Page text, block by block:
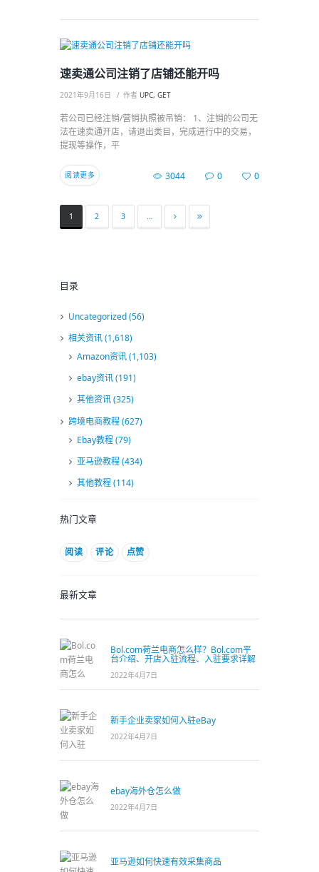
速卖通公司注销了店铺还能开吗
2021年9月16日 作者 UPC, GET
若公司已经注销/营销执照被吊销： 1、注销的公司无
法在速卖通开店，请退出类目，完成进行中的交易，
提现等操作，平
阅读更多 3044 0 0
1 2 3
目录
Uncategorized(56)
相关资讯(1,618)
Amazon资讯(1,103)
ebay资讯(191)
其他资讯(325)
跨境电商教程(627)
Ebay教程(79)
亚马逊教程(434)
其他教程(114)
热门文章
阅读 评论 点赞
最新文章
Bol.com荷兰电商怎么样？Bol.com平
台介绍、开店入驻流程、入驻要求详解
2022年4月7日
新手企业卖家如何入驻eBay
2022年4月7日
ebay海外仓怎么做
2022年4月7日
亚马逊如何快速有效采集商品